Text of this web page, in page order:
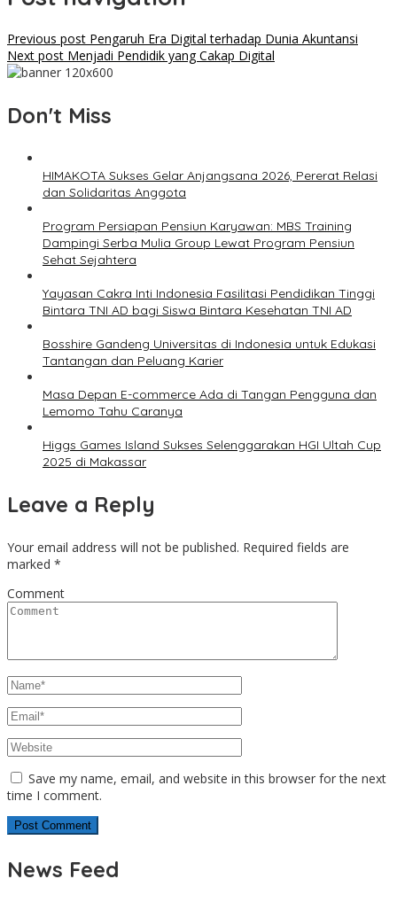
Previous post Pengaruh Era Digital terhadap Dunia Akuntansi
Next post Menjadi Pendidik yang Cakap Digital
Don't Miss
HIMAKOTA Sukses Gelar Anjangsana 2026, Pererat Relasi
dan Solidaritas Anggota
Program Persiapan Pensiun Karyawan: MBS Training
Dampingi Serba Mulia Group Lewat Program Pensiun
Sehat Sejahtera
Yayasan Cakra Inti Indonesia Fasilitasi Pendidikan Tinggi
Bintara TNI AD bagi Siswa Bintara Kesehatan TNI AD
Bosshire Gandeng Universitas di Indonesia untuk Edukasi
Tantangan dan Peluang Karier
Masa Depan E-commerce Ada di Tangan Pengguna dan
Lemomo Tahu Caranya
Higgs Games Island Sukses Selenggarakan HGI Ultah Cup
2025 di Makassar
Leave a Reply
Your email address will not be published. Required fields are
marked *
Comment
Save my name, email, and website in this browser for the next
time I comment.
News Feed